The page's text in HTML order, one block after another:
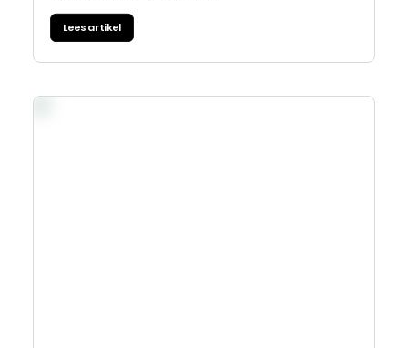
Lees artikel